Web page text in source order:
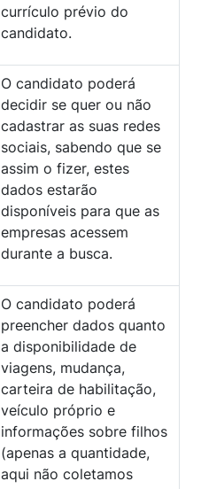
currículo prévio do
candidato.
O candidato poderá
decidir se quer ou não
cadastrar as suas redes
sociais, sabendo que se
assim o fizer, estes
dados estarão
disponíveis para que as
empresas acessem
durante a busca.
O candidato poderá
preencher dados quanto
a disponibilidade de
viagens, mudança,
carteira de habilitação,
veículo próprio e
informações sobre filhos
(apenas a quantidade,
aqui não coletamos